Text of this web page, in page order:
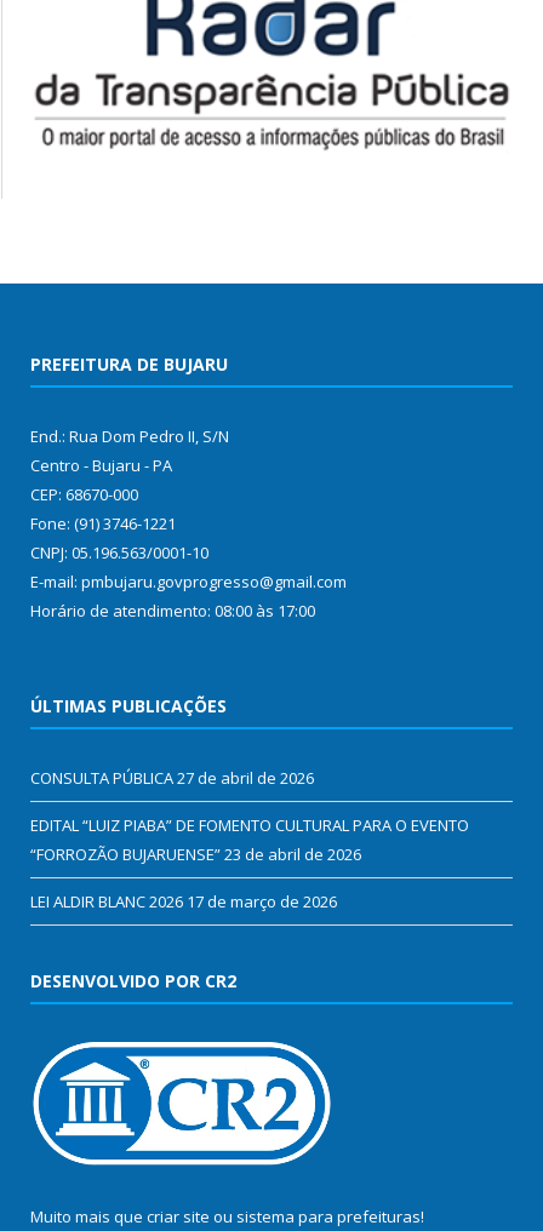
PREFEITURA DE BUJARU
End.: Rua Dom Pedro II, S/N
Centro - Bujaru - PA
CEP: 68670-000
Fone: (91) 3746-1221
CNPJ: 05.196.563/0001-10
E-mail: pmbujaru.govprogresso@gmail.com
Horário de atendimento: 08:00 às 17:00
ÚLTIMAS PUBLICAÇÕES
CONSULTA PÚBLICA27 de abril de 2026
EDITAL “LUIZ PIABA” DE FOMENTO CULTURAL PARA O EVENTO
“FORROZÃO BUJARUENSE”23 de abril de 2026
LEI ALDIR BLANC 2026 17 de março de 2026
DESENVOLVIDO POR CR2
Muito mais que criar site ou sistema para prefeituras!